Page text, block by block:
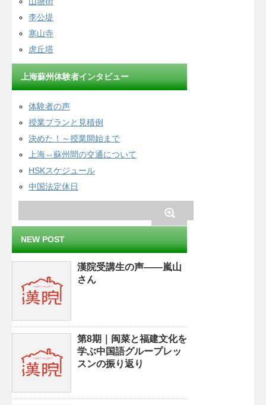
李公堤
寒山寺
虎丘塔
上海蘇州体験者インタビュー
体験者の声
授業プランと見積例
決めた！～授業開始まで
上海⇔蘇州間の交通について
HSKスケジュール
中国法定休日
NEW POST
漢院受講生の声——嵐山
さん
第8期｜闽菜と福建文化を
学ぶ中国語グループレッ
スンの振り返り